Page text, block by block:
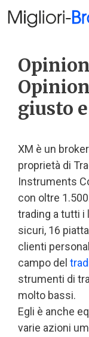
giusto
XM è un
proprietà di
Instruments
con oltre
trading a tutti i
sicuri, 16
clienti
campo del
strumenti di
molto bassi.
Egli è anche
varie azioni